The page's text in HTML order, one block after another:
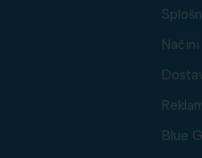
Načini
Blue